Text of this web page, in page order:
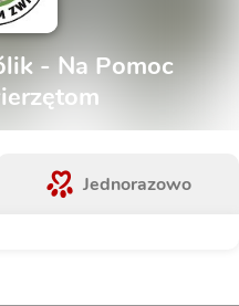
- Na Pomoc
Jednorazowo